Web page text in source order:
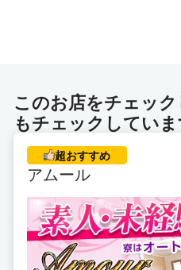
■ 新しい会社なので、
できる体制です。
このお店をチェッ
もチェックしてい
超おすすめ
アムール